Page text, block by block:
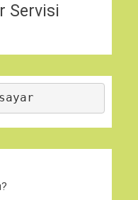
Servisi